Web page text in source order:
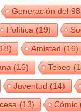
Generación del 98
Política(19)
Amistad(16)
(16) Tebeo
Juventud(14)
(13) Cómic